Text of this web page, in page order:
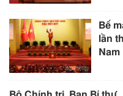
Bế
lần
Nam